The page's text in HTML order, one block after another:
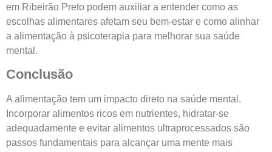
em Ribeirão Preto podem auxiliar a entender como as
escolhas alimentares afetam seu bem-estar e como alinhar
a alimentação à psicoterapia para melhorar sua saúde
mental.
Conclusão
A alimentação tem um impacto direto na saúde mental.
Incorporar alimentos ricos em nutrientes, hidratar-se
adequadamente e evitar alimentos ultraprocessados são
passos fundamentais para alcançar uma mente mais